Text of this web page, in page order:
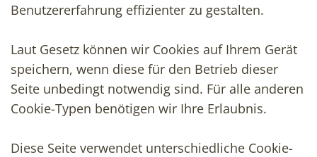
Benutzererfahrung effizienter zu gestalten.
Laut Gesetz können wir Cookies auf Ihrem Gerät
speichern, wenn diese für den Betrieb dieser
Seite unbedingt notwendig sind. Für alle anderen
Cookie-Typen benötigen wir Ihre Erlaubnis.
Diese Seite verwendet unterschiedliche Cookie-